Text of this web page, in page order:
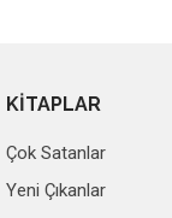
KİTAPLAR
Çok Satanlar
Yeni Çıkanlar